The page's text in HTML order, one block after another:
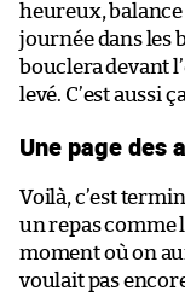
heureux,
journée dans les
bouclera devant
levé. C’est aussi
Une page des
Voilà, c’est
un repas comme
moment où on
voulait pas